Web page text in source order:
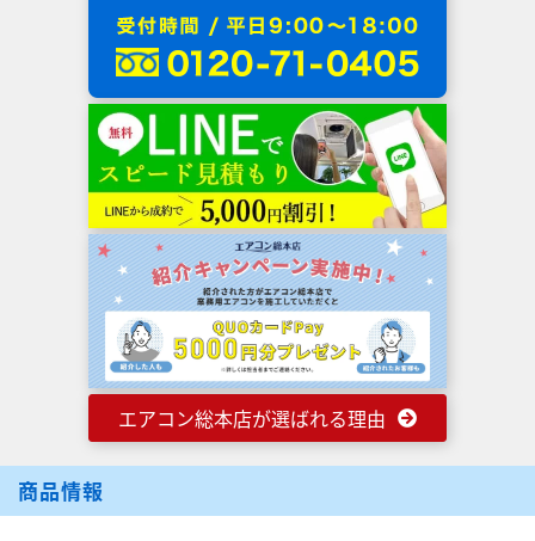
エアコン総本店が選ばれる理由
商品情報